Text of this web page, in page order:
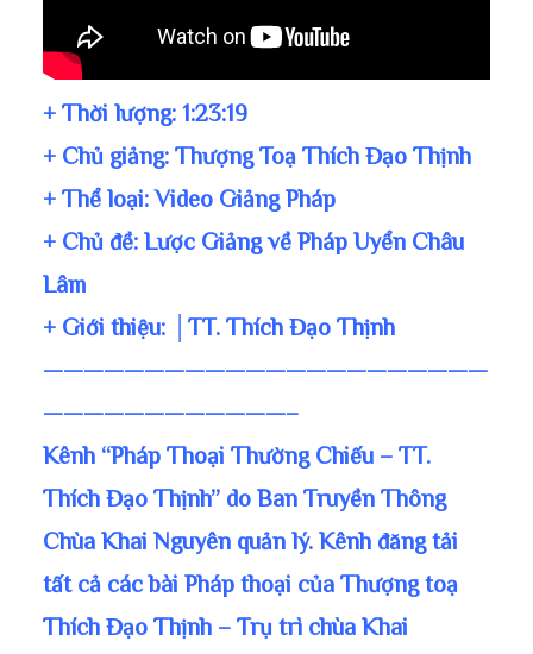
+ Thời lượng: 1:23:19
+ Chủ giảng: Thượng Toạ Thích Đạo Thịnh
+ Thể loại: Video Giảng Pháp
+ Chủ đề: Lược Giảng về Pháp Uyển Châu
Lâm
+ Giới thiệu: │TT. Thích Đạo Thịnh
——————————————————————
————————————–
Kênh “Pháp Thoại Thường Chiếu – TT.
Thích Đạo Thịnh” do Ban Truyền Thông
Chùa Khai Nguyên quản lý. Kênh đăng tải
tất cả các bài Pháp thoại của Thượng toạ
Thích Đạo Thịnh – Trụ trì chùa Khai